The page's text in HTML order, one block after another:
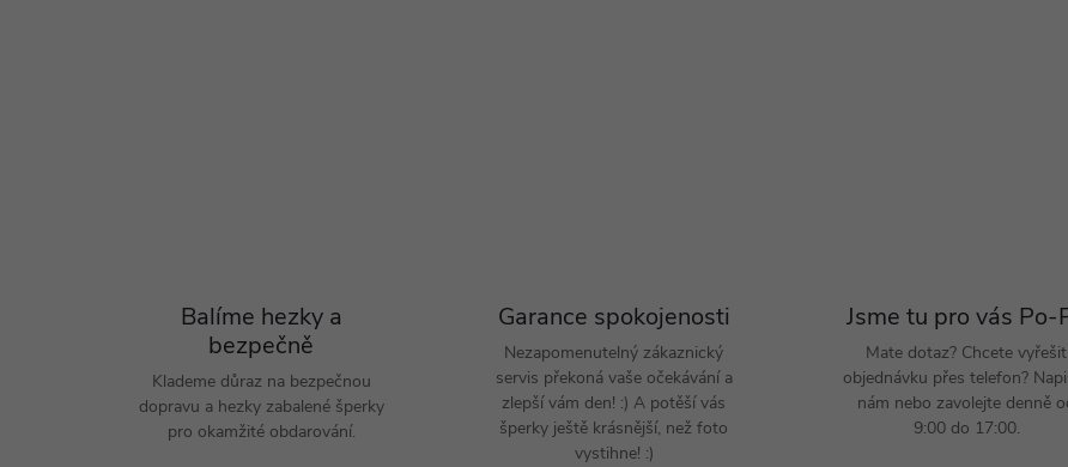
Balíme hezky a
bezpečně
Klademe důraz na bezpečnou
dopravu a hezky zabalené šperky
pro okamžité obdarování.
Garance spokojenosti
Nezapomenutelný zákaznický
servis překoná vaše očekávání a
zlepší vám den! :) A potěší vás
šperky ještě krásnější, než foto
vystihne! :)
Jsme tu pro vás Po-
Mate dotaz? Chcete vyřešit
objednávku přes telefon?
nám nebo zavolejte denně
9:00 do 17:00.